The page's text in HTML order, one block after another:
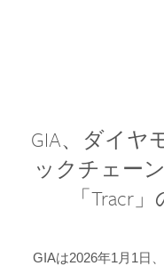
GIA、ダイヤ
ックチェー
「Tracr
GIAは2026年1月1日